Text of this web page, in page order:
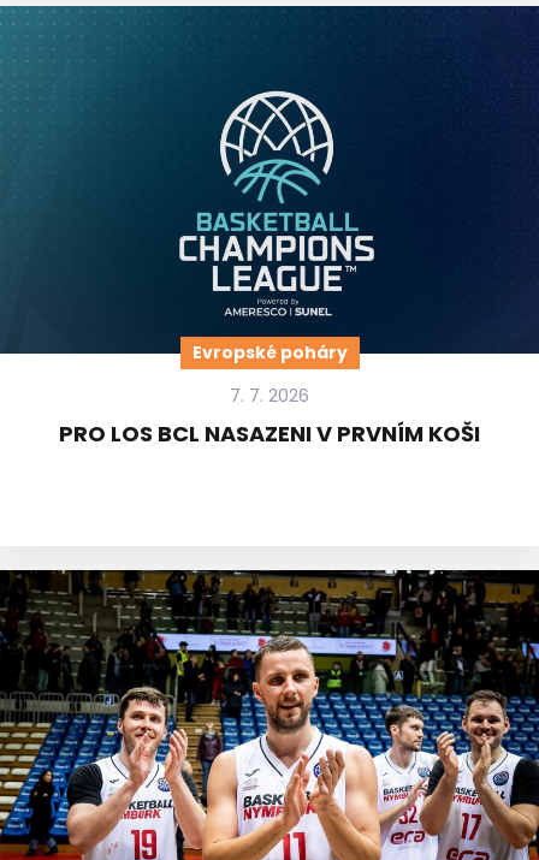
Evropské poháry
7. 7. 2026
PRO LOS BCL NASAZENI V PRVNÍM KOŠI